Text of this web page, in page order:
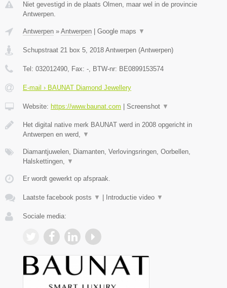
Niet gevestigd in de plaats Olmen, maar wel in de provincie
Antwerpen.
Antwerpen » Antwerpen Google maps ▼
Schupstraat 21 box 5, 2018 Antwerpen (Antwerpen)
Tel: 032012490, Fax: -, BTW-nr: BE0899153574
E-mail › BAUNAT Diamond Jewellery
Website: https://www.baunat.com Screenshot ▼
Het digital native merk BAUNAT werd in 2008 opgericht in
Antwerpen en werd, ▼
Diamantjuwelen, Diamanten, Verlovingsringen, Oorbellen,
Halskettingen, ▼
Er wordt gewerkt op afspraak.
Laatste facebook posts ▼ Introductie video ▼
Sociale media: